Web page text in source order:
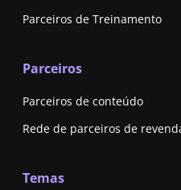
Parceiros de Treinamento
Parceiros
Parceiros de conteúdo
Rede de parceiros de
Temas